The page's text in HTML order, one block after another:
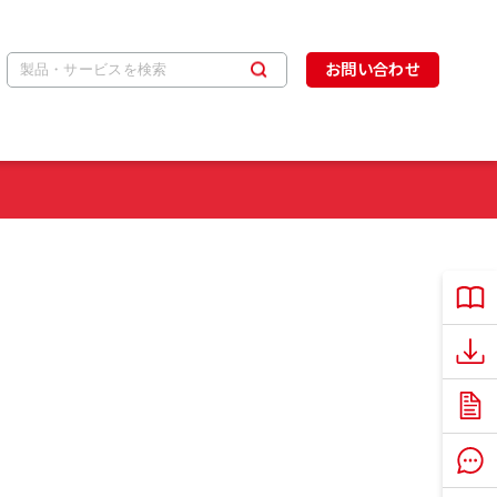
お問い合わせ
ソフ
説明
よく